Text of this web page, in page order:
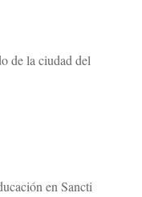
de la ciudad del
en Sancti